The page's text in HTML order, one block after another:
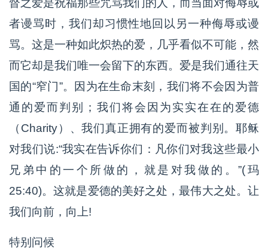
督之爱是祝福那些咒骂我们的人，而当面对侮辱或
者谩骂时，我们却习惯性地回以另一种侮辱或谩
骂。这是一种如此炽热的爱，几乎看似不可能，然
而它却是我们唯一会留下的东西。爱是我们通往天
国的“窄门”。因为在生命末刻，我们将不会因为普
通的爱而判别；我们将会因为实实在在的爱德
（Charity）、我们真正拥有的爱而被判别。耶稣
对我们说:“我实在告诉你们：凡你们对我这些最小
兄弟中的一个所做的，就是对我做的。”(玛
25:40)。这就是爱德的美好之处，最伟大之处。让
我们向前，向上!
特别问候